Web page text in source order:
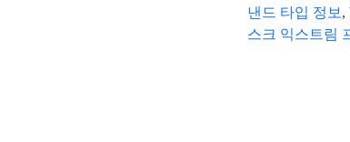
낸드 타입 정보 ,
스크 익스트림